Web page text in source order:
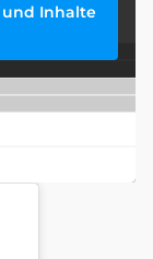
und Inhalte